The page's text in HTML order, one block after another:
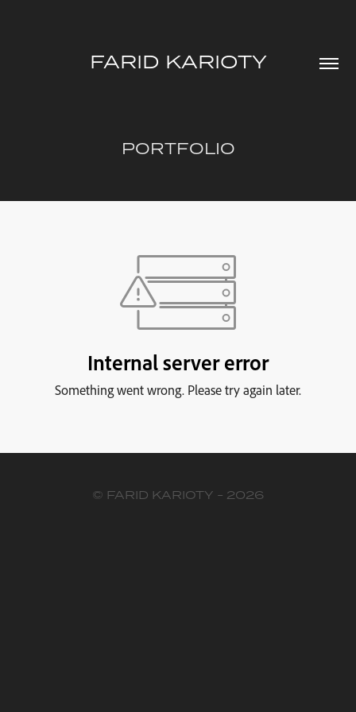
FARID KARIOTY
PORTFOLIO
© FARID KARIOTY - 2026